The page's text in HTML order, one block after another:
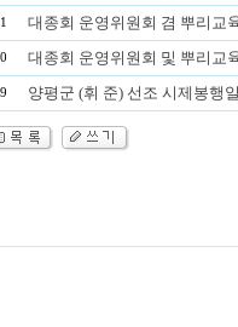
대종회 운영위원회 겸 뿌리교
대종회 운영위원회 및 뿌리교
양평군 (휘 준) 선조 시제봉행